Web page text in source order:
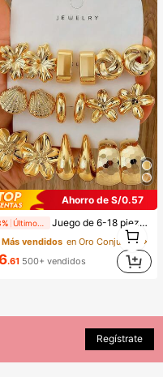
Ahorro de S/0.57
Juego de 6-18 piezas de pendientes dorados para mujer, moda para fiestas, viajes y vacaciones, regalo de compromiso, adecuado para diversas ocasiones, (hecho de material compuesto CCB de baja alergia y no desvanecimiento), regalo para ella
Más vendidos
en Oro Conjuntos de Aretes para Mujeres
.61 500+ vendidos
1
1
Regístrate